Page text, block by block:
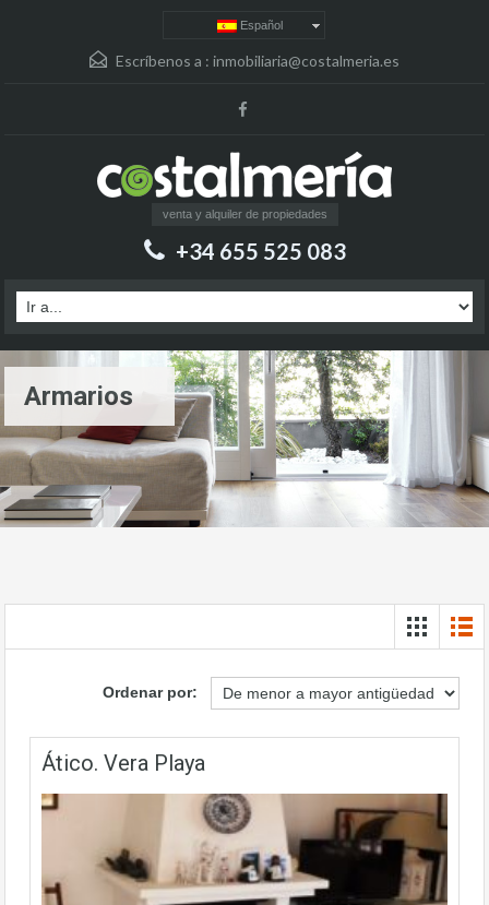
Español
Escríbenos a : inmobiliaria@costalmeria.es
venta y alquiler de propiedades
+34 655 525 083
Armarios
Ordenar por:
Ático. Vera Playa